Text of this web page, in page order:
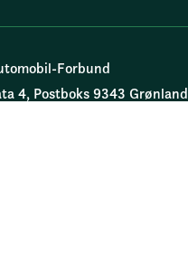
Forbund
4, Postboks 9343